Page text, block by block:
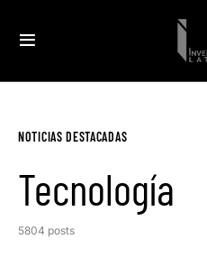
NOTICIAS DESTACADAS
Tecnología
5804 posts